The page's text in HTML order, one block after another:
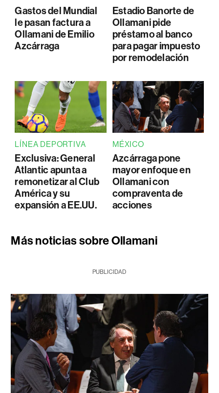
Gastos del Mundial
le pasan factura a
Ollamani de Emilio
Azcárraga
Estadio Banorte de
Ollamani pide
préstamo al banco
para pagar impuesto
por remodelación
LÍNEA DEPORTIVA
Exclusiva: General
Atlantic apunta a
remonetizar al Club
América y su
expansión a EE.UU.
MÉXICO
Azcárraga pone
mayor enfoque en
Ollamani con
compraventa de
acciones
Más noticias sobre Ollamani
PUBLICIDAD